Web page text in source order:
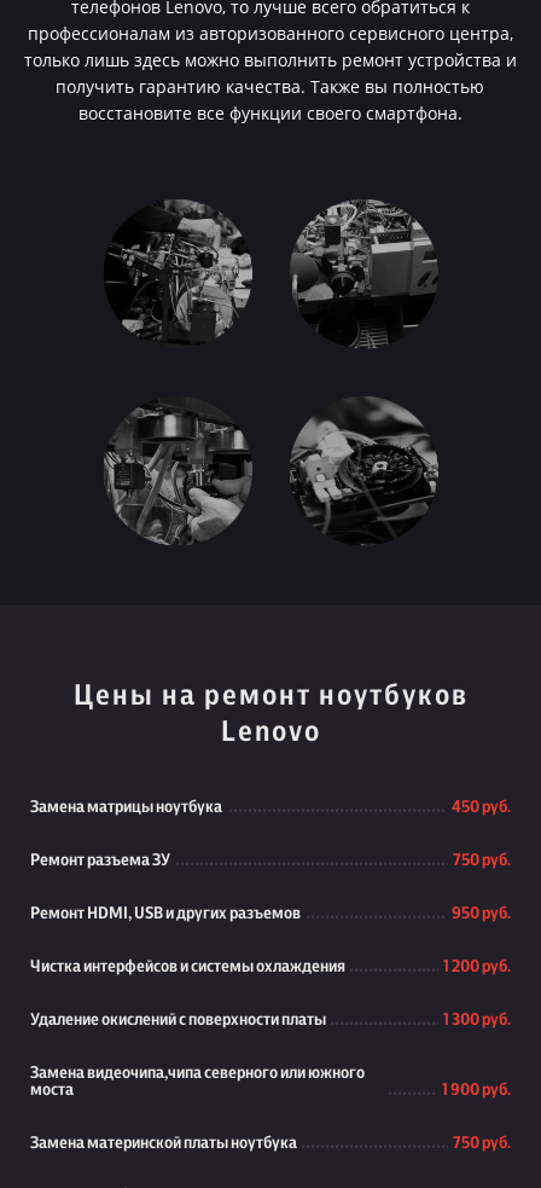
телефонов Lenovo, то лучше всего обратиться к
профессионалам из авторизованного сервисного центра,
только лишь здесь можно выполнить ремонт устройства и
получить гарантию качества. Также вы полностью
восстановите все функции своего смартфона.
Цены на ремонт ноутбуков
Lenovo
Замена матрицы ноутбука 450 руб.
Ремонт разъема ЗУ 750 руб.
Ремонт HDMI, USB и других разъемов 950 руб.
Чистка интерфейсов и системы охлаждения 1 200 руб.
Удаление окислений с поверхности платы 1 300 руб.
Замена видеочипа,чипа северного или южного
моста
1 900 руб.
Замена материнской платы ноутбука 750 руб.